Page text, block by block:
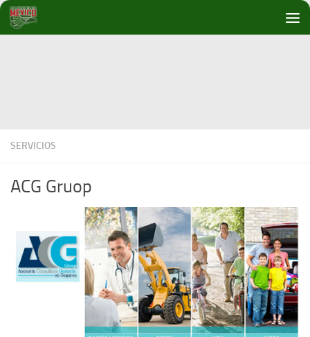
Debajo del contenido
SERVICIOS
ACG Gruop